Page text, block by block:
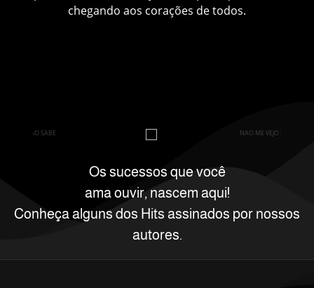
chegando aos corações de todos.
Os sucessos que você
ama ouvir, nascem aqui!
Conheça alguns dos Hits assinados por nossos
autores.